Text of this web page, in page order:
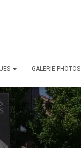
GALERIE PHOTOS